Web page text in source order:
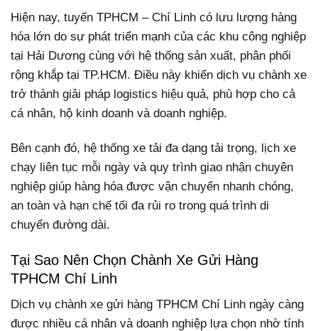
Hiện nay, tuyến TPHCM – Chí Linh có lưu lượng hàng
hóa lớn do sự phát triển mạnh của các khu công nghiệp
tại Hải Dương cùng với hệ thống sản xuất, phân phối
rộng khắp tại TP.HCM. Điều này khiến dịch vụ chành xe
trở thành giải pháp logistics hiệu quả, phù hợp cho cả
cá nhân, hộ kinh doanh và doanh nghiệp.
Bên cạnh đó, hệ thống xe tải đa dạng tải trọng, lịch xe
chạy liên tục mỗi ngày và quy trình giao nhận chuyên
nghiệp giúp hàng hóa được vận chuyển nhanh chóng,
an toàn và hạn chế tối đa rủi ro trong quá trình di
chuyển đường dài.
Tại Sao Nên Chọn Chành Xe Gửi Hàng
TPHCM Chí Linh
Dịch vụ chành xe gửi hàng TPHCM Chí Linh ngày càng
được nhiều cá nhân và doanh nghiệp lựa chọn nhờ tính